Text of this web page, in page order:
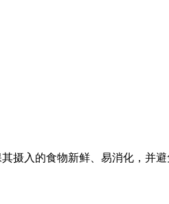
摄入的食物新鲜、易消化，并